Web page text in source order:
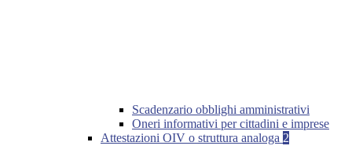
Scadenzario obblighi amministrativi
Oneri informativi per cittadini e imprese
Attestazioni OIV o struttura analoga 2